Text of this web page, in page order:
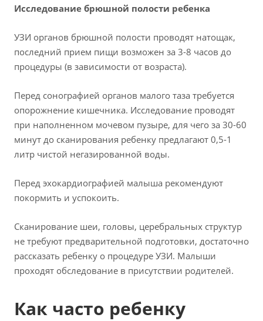
Исследование брюшной полости ребенка
УЗИ органов брюшной полости проводят натощак,
последний прием пищи возможен за 3-8 часов до
процедуры (в зависимости от возраста).
Перед сонографией органов малого таза требуется
опорожнение кишечника. Исследование проводят
при наполненном мочевом пузыре, для чего за 30-60
минут до сканирования ребенку предлагают 0,5-1
литр чистой негазированной воды.
Перед эхокардиографией малыша рекомендуют
покормить и успокоить.
Сканирование шеи, головы, церебральных структур
не требуют предварительной подготовки, достаточно
рассказать ребенку о процедуре УЗИ. Малыши
проходят обследование в присутствии родителей.
Как часто ребенку